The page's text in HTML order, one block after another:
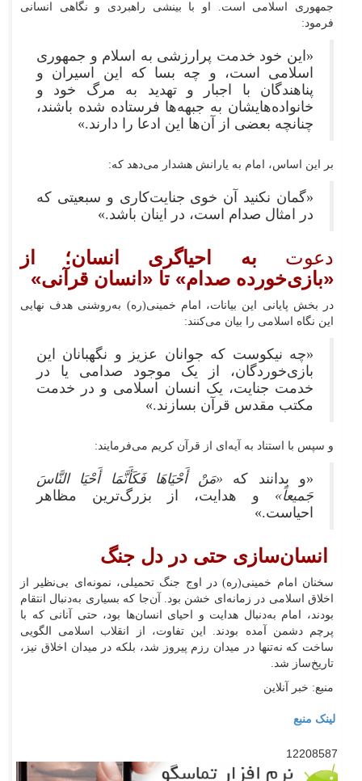
جمهوری اسلامی است. او با بینشی راهبردی و نگاهی انسانی
فرمود:
«این خود خدمت پرارزشی به اسلام و جمهوری
اسلامی است، و چه بسا که این اسیران و
پناهندگان با اجبار و تهدید به مرگ خود و
خانواده‌هایشان به جبهه‌ها فرستاده شده باشند،
چنانچه بعضی از آن‌ها این ادعا را دارند.»
بر این اساس، امام به یارانش هشدار می‌دهد که:
«گمان نکنید آن خوی جنایت‌کاری و سبعیتی که
در امثال صدام است، در اینان باشد.»
دعوت به احیاگری انسان؛ از
«بازی‌خورده صدام» تا «انسان قرآنی»
در بخش پایانی این بیانات، امام خمینی(ره) به‌روشنی هدف نهایی
این نگاه اسلامی را بیان می‌کنند:
«چه نیکوست که جوانان عزیز و نگهبانان این
بازی‌خوردگان، از یک موجود صدامی یا در
خدمت جنایت، یک انسان اسلامی و در خدمت
مکتب مقدس قرآن بسازند.»
و سپس با استناد به آیه‌ای از قرآن کریم می‌فرمایند:
«و بدانند که «مَنْ أَحْیَاهَا فَکَأَنَّمَا أَحْیَا النَّاسَ
جَمیعاً» و هدایت، از بزرگ‌ترین مظاهر
احیاست.»
انسان‌سازی حتی در دل جنگ
سخنان امام خمینی(ره) در اوج جنگ تحمیلی، نمونه‌ای بی‌نظیر از
اخلاق اسلامی در زمانه‌ای خشن بود. آن‌جا که بسیاری به‌دنبال انتقام
بودند، امام به‌دنبال هدایت و احیای انسان‌ها بود، حتی آنانی که با
پرچم دشمن آمده بودند. این تفاوت، از انقلاب اسلامی الگویی
ساخت که نه‌تنها در میدان رزم پیروز شد، بلکه در میدان اخلاق نیز،
تاریخ‌ساز شد.
منبع: خبر آنلاین
لینک منبع
12208587